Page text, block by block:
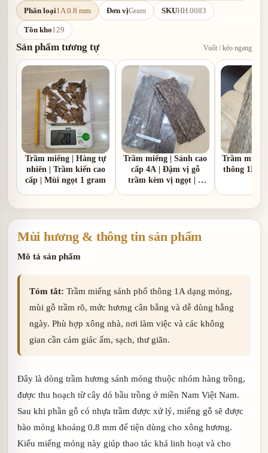
Phân loại1A 0.8 mm Đơn vịGram SKUHH.0083
Tồn kho129
Sản phẩm tương tự Vuốt / kéo ngang
Trầm miếng | Hàng tự
nhiên | Trầm kiến cao
cấp | Mùi ngọt 1 gram
Trầm miếng | Sánh cao
cấp 4A | Đậm vị gỗ
trầm kèm vị ngọt | 1
Trầm miếng
thông 1B |
Mùi hương & thông tin sản phẩm
Mô tả sản phẩm
Tóm tắt: Trầm miếng sánh phổ thông 1A dạng mỏng,
mùi gỗ trầm rõ, mức hương cân bằng và dễ dùng hằng
ngày. Phù hợp xông nhà, nơi làm việc và các không
gian cần cảm giác ấm, sạch, thư giãn.
Đây là dòng trầm hương sánh mỏng thuộc nhóm hàng trồng,
được thu hoạch từ cây dó bầu trồng ở miền Nam Việt Nam.
Sau khi phần gỗ có nhựa trầm được xử lý, miếng gỗ sẽ được
bào mỏng khoảng 0.8 mm để tiện dùng cho xông hương.
Kiểu miếng mỏng này giúp thao tác khá linh hoạt và cho